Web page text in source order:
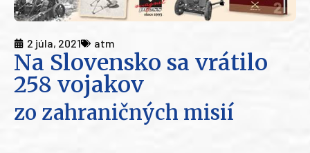
2 júla, 2021 atm
Na Slovensko sa vrátilo
258 vojakov
zo zahraničných misií